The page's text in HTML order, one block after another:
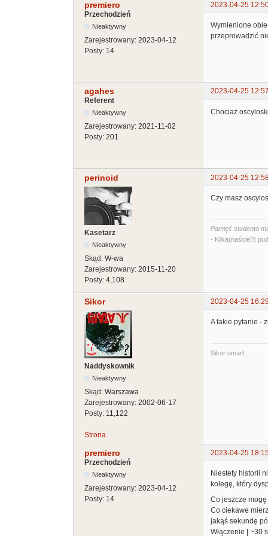
premiero
2023-04-25
Przechodzień
Nieaktywny
Zarejestrowany: 2023-04-12
Posty: 14
Wymienione
przeprowadzić
agahes
2023-04-25
Referent
Nieaktywny
Zarejestrowany: 2021-11-02
Posty: 201
Chociaż
perinoid 2023-04-25
Kasetarz
Nieaktywny
Skąd: W-wa
Zarejestrowany: 2015-11-20
Posty: 4,108
Czy masz
Pamięć studenta
- Kilka(naście?)
Sikor 2023-04-25
Naddyskownik
Nieaktywny
Skąd: Warszawa
Zarejestrowany: 2002-06-17
Posty: 11,122
A takie pytanie -
Sikor umarł...
Strona
premiero
2023-04-25
Przechodzień
Nieaktywny
Zarejestrowany: 2023-04-12
Posty: 14
Niestety historii
kolegę, który
Co jeszcze
Co ciekawe
jakąś sekundę
Włączenie | ~30